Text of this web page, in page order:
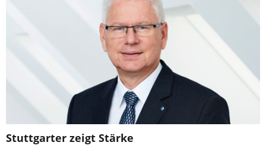
Stuttgarter zeigt Stärke